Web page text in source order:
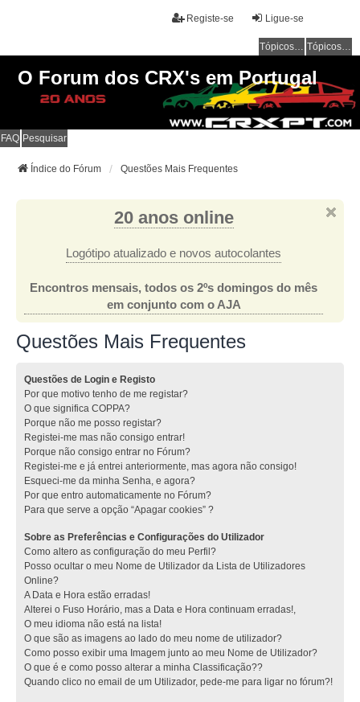
Ligue-se
Registe-se
Tópicos sem resposta Tópicos ativos
O Forum dos CRX's em Portugal
FAQ Pesquisar
Índice do Fórum Questões Mais Frequentes
20 anos online
Logótipo atualizado e novos autocolantes
Encontros mensais, todos os 2ºs domingos do mês
em conjunto com o AJA
Questões Mais Frequentes
Questões de Login e Registo
Por que motivo tenho de me registar?
O que significa COPPA?
Porque não me posso registar?
Registei-me mas não consigo entrar!
Porque não consigo entrar no Fórum?
Registei-me e já entrei anteriormente, mas agora não consigo!
Esqueci-me da minha Senha, e agora?
Por que entro automaticamente no Fórum?
Para que serve a opção “Apagar cookies” ?
Sobre as Preferências e Configurações do Utilizador
Como altero as configuração do meu Perfil?
Posso ocultar o meu Nome de Utilizador da Lista de Utilizadores
Online?
A Data e Hora estão erradas!
Alterei o Fuso Horário, mas a Data e Hora continuam erradas!,
O meu idioma não está na lista!
O que são as imagens ao lado do meu nome de utilizador?
Como posso exibir uma Imagem junto ao meu Nome de Utilizador?
O que é e como posso alterar a minha Classificação??
Quando clico no email de um Utilizador, pede-me para ligar no fórum?!